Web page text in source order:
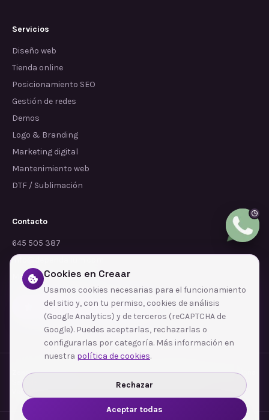
Servicios
Diseño web
Tienda online
Posicionamiento SEO
Gestión de redes
Demos
Logo & Branding
Marketing digital
Mantenimiento web
DTF / Sublimación
Contacto
645 505 387
info@dependalium.com
Mataró (Barcelona)
Déjanos tu reseña en Google
Zonas de cobertura·Barcelona·L'Hospitalet de Llobregat·Terrassa·Badalona
Sabadell
Santa Coloma de Gramenet
Ver todas las zonas →
Cookies en Creaar
Usamos cookies necesarias para el funcionamiento
del sitio y, con tu permiso, cookies de análisis
(Google Analytics) y de terceros (reCAPTCHA de
Google). Puedes aceptarlas, rechazarlas o
configurarlas por categoría. Más información en
nuestra política de cookies.
Rechazar
Aceptar todas